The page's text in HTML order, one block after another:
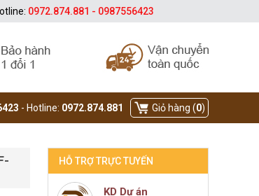
Giỏ hàng (0)
- Hotline: 0972.874.881
HỖ TRỢ TRỰC TUYẾN
KD Dự án
0972.874.881 - 0987556423